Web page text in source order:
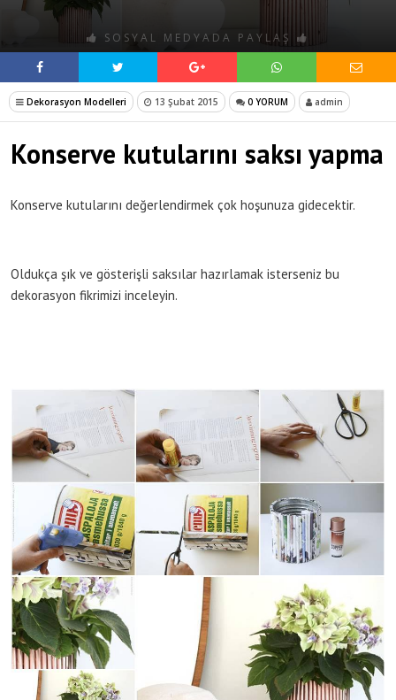
SOSYAL MEDYADA PAYLAŞ
Dekorasyon Modelleri 13 Şubat 2015 0 YORUM admin
Konserve kutularını saksı yapma
Konserve kutularını değerlendirmek çok hoşunuza gidecektir.
Oldukça şık ve gösterişli saksılar hazırlamak isterseniz bu
dekorasyon fikrimizi inceleyin.